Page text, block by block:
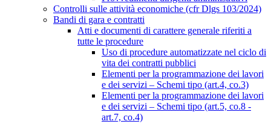
Controlli sulle attività economiche (cfr Dlgs 103/2024)
Bandi di gara e contratti
Atti e documenti di carattere generale riferiti a
tutte le procedure
Uso di procedure automatizzate nel ciclo di
vita dei contratti pubblici
Elementi per la programmazione dei lavori
e dei servizi – Schemi tipo (art.4, co.3)
Elementi per la programmazione dei lavori
e dei servizi – Schemi tipo (art.5, co.8 -
art.7, co.4)